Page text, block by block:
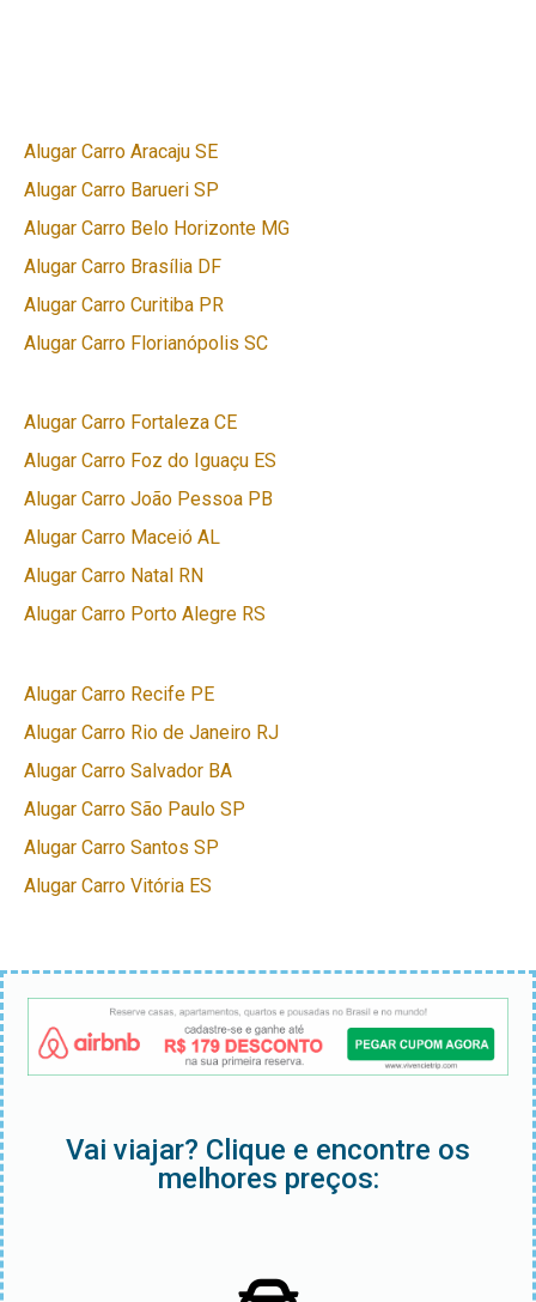
Alugar Carro Aracaju SE
Alugar Carro Barueri SP
Alugar Carro Belo Horizonte MG
Alugar Carro Brasília DF
Alugar Carro Curitiba PR
Alugar Carro Florianópolis SC
Alugar Carro Fortaleza CE
Alugar Carro Foz do Iguaçu ES
Alugar Carro João Pessoa PB
Alugar Carro Maceió AL
Alugar Carro Natal RN
Alugar Carro Porto Alegre RS
Alugar Carro Recife PE
Alugar Carro Rio de Janeiro RJ
Alugar Carro Salvador BA
Alugar Carro São Paulo SP
Alugar Carro Santos SP
Alugar Carro Vitória ES
Vai viajar? Clique e encontre os
melhores preços: